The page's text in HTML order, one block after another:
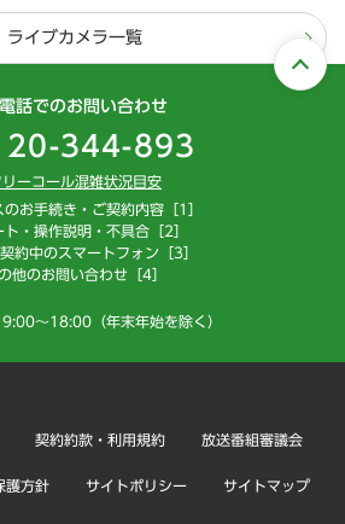
ライブカメラ一覧
話でのお問い合わせ
344-893
リーコール混雑状況目安
のお手続き・ご契約内容［1］
ト・操作説明・不具合［2］
約中のスマートフォン［3］
他のお問い合わせ［4］
～18:00（年末年始を除く）
契約約款・利用規約 放送番組審議会
護方針 サイトポリシー サイトマップ